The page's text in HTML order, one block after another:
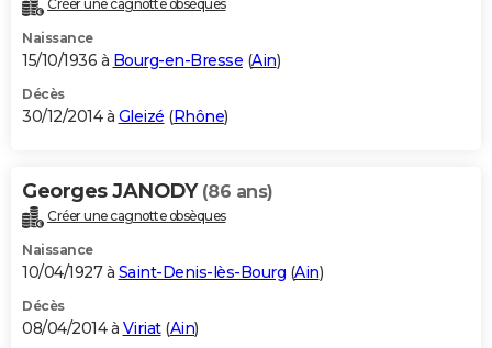
Créer une cagnotte obsèques
Naissance
15/10/1936 à Bourg-en-Bresse (Ain)
Décès
30/12/2014 à Gleizé (Rhône)
Georges JANODY (86 ans)
Créer une cagnotte obsèques
Naissance
10/04/1927 à Saint-Denis-lès-Bourg (Ain)
Décès
08/04/2014 à Viriat(Ain)